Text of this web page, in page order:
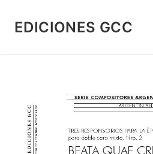
contenido
EDICIONES GCC